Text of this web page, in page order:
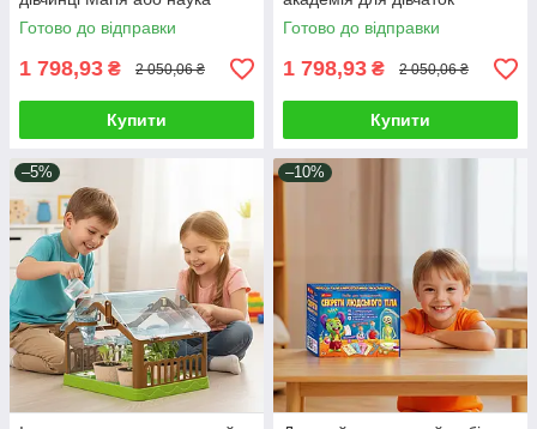
навчальні дослідження юного
фізика
Готово до відправки
1 798,93 ₴ 2 050,06 ₴
Купити
навчальні експерименти
юного хіміка
Готово до відправки
1 798,93 ₴ 2 050,06 ₴
Купити
–5% –10%